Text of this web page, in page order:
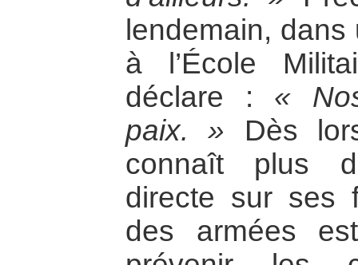
lendemain,
à l’École
déclare : «
paix. » Dès
connaît plus
directe sur ses
des armées